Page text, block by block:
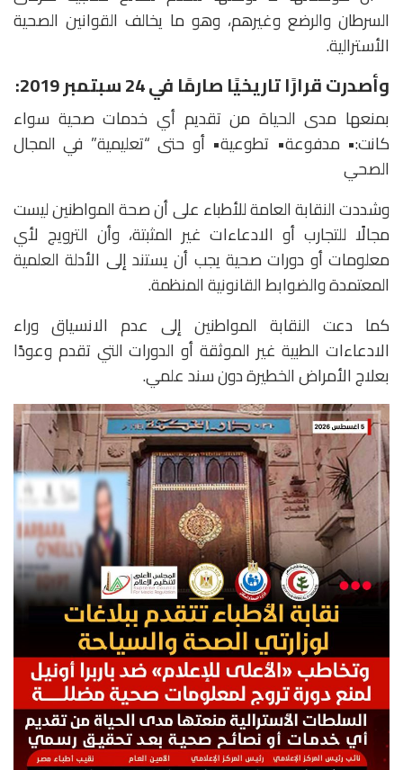
السرطان والرضع وغيرهم، وهو ما يخالف القوانين الصحية
الأسترالية.
وأصدرت قرارًا تاريخيًا صارمًا في 24 سبتمبر 2019:
بمنعها مدى الحياة من تقديم أي خدمات صحية سواء
كانت:• مدفوعة• تطوعية• أو حتى “تعليمية” في المجال
الصحي
وشددت النقابة العامة للأطباء على أن صحة المواطنين ليست
مجالًا للتجارب أو الادعاءات غير المثبتة، وأن الترويج لأي
معلومات أو دورات صحية يجب أن يستند إلى الأدلة العلمية
المعتمدة والضوابط القانونية المنظمة.
كما دعت النقابة المواطنين إلى عدم الانسياق وراء
الادعاءات الطبية غير الموثقة أو الدورات التي تقدم وعودًا
بعلاج الأمراض الخطيرة دون سند علمي.